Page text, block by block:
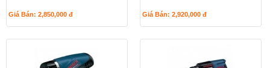
Giá Bán: 2,850,000 đ Giá Bán: 2,920,000 đ